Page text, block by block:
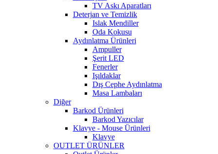
TV Askı Aparatları
Deterjan ve Temizlik
Islak Mendiller
Oda Kokusu
Aydınlatma Ürünleri
Ampuller
Şerit LED
Fenerler
Işıldaklar
Dış Cephe Aydınlatma
Masa Lambaları
Diğer
Barkod Ürünleri
Barkod Yazıcılar
Klavye - Mouse Ürünleri
Klavye
OUTLET ÜRÜNLER